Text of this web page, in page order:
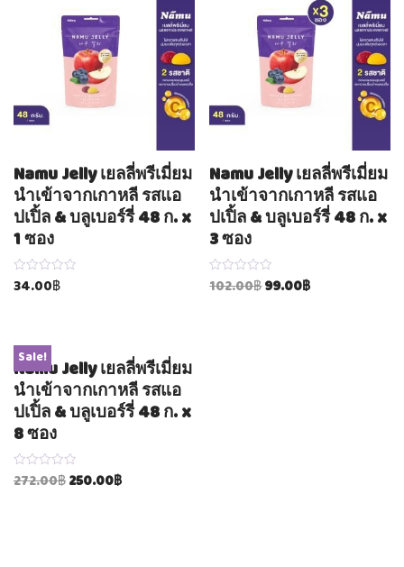
Namu Jelly เยลลี่พรีเมี่ยม
นำเข้าจากเกาหลี รสแอ
ปเปิ้ล & บลูเบอร์รี่ 48 ก. x
1 ซอง
Rated
0
34.00฿
Namu Jelly เยลลี่พรีเมี่ยม
นำเข้าจากเกาหลี รสแอ
ปเปิ้ล & บลูเบอร์รี่ 48 ก. x
3 ซอง
Rated
0
102.00฿99.00฿
Sale!
Namu Jelly เยลลี่พรีเมี่ยม
นำเข้าจากเกาหลี รสแอ
ปเปิ้ล & บลูเบอร์รี่ 48 ก. x
8 ซอง
Rated
0
272.00฿250.00฿